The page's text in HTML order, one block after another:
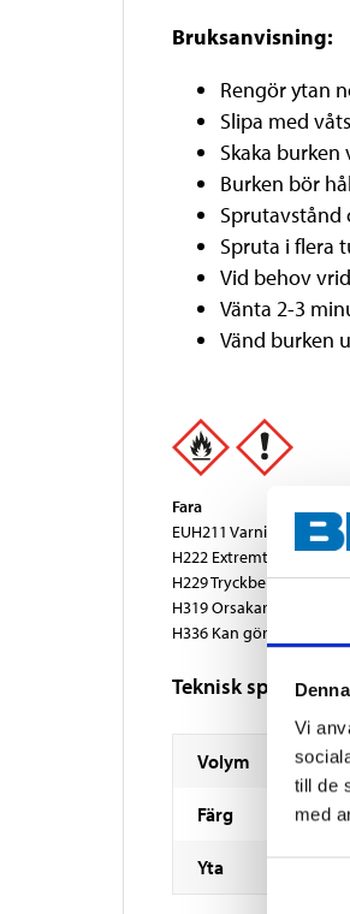
Vi
till de
med
Bruksanvisning:
Rengör ytan
Slipa med
Skaka
Burken bör
Sprutavstånd
Spruta i flera
Vid behov
Vänta 2-3
Vänd burken
Fara
EUH211 Varning!
H222 Extremt
H229 Tryckbehållare:
H319 Orsakar allvarlig
H336 Kan göra att man
Teknisk
Volym
Färg
Yta